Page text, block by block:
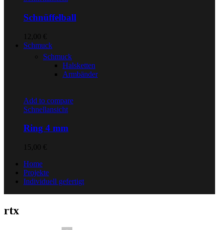
Schnüffelball
12,00 €
Schmuck
Schmuck
Halsketten
Armbänder
Add to compare
Schnellansicht
Ring 4 mm
15,00 €
Home
Projekte
Individuell gefertigt
rtx